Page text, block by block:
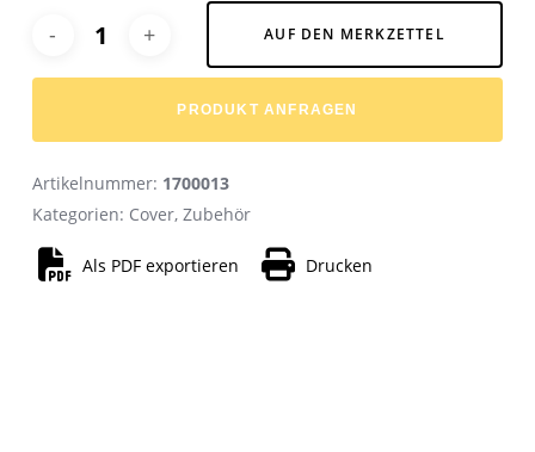
AUF DEN MERKZETTEL
PRODUKT ANFRAGEN
Artikelnummer: 1700013
Kategorien: Cover, Zubehör
Als PDF exportieren Drucken